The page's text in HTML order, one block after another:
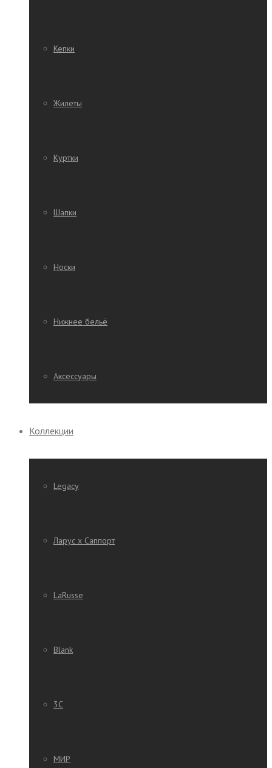
Кепки
Жилеты
Куртки
Шапки
Носки
Нижнее бельё
Аксессуары
Коллекции
Legacy
Ларус х Саппорт
LaRusse
Blank
3C
МИР